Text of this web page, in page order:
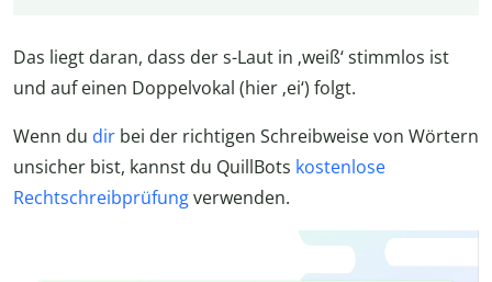
Das liegt daran, dass der s-Laut in ‚weiß‘ stimmlos ist
und auf einen Doppelvokal (hier ‚ei‘) folgt.
Wenn du dir bei der richtigen Schreibweise von Wörtern
unsicher bist, kannst du QuillBots kostenlose
Rechtschreibprüfungverwenden.